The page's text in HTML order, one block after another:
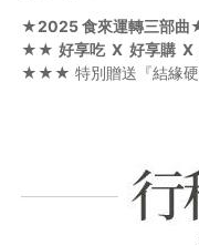
★2025食來運轉三部曲
★★好享吃 X 好享購 X
★★★ 特別贈送『結緣